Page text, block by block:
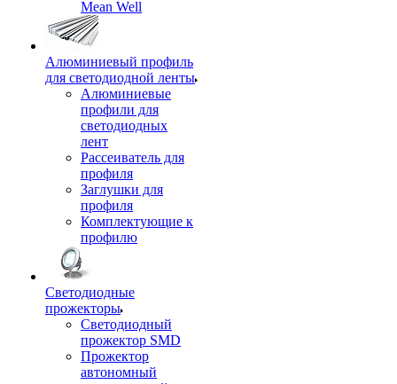
Mean Well
Алюминиевый профиль
для светодиодной ленты
Алюминиевые
профили для
светодиодных
лент
Рассеиватель для
профиля
Заглушки для
профиля
Комплектующие к
профилю
Светодиодные
прожекторы
Светодиодный
прожектор SMD
Прожектор
автономный